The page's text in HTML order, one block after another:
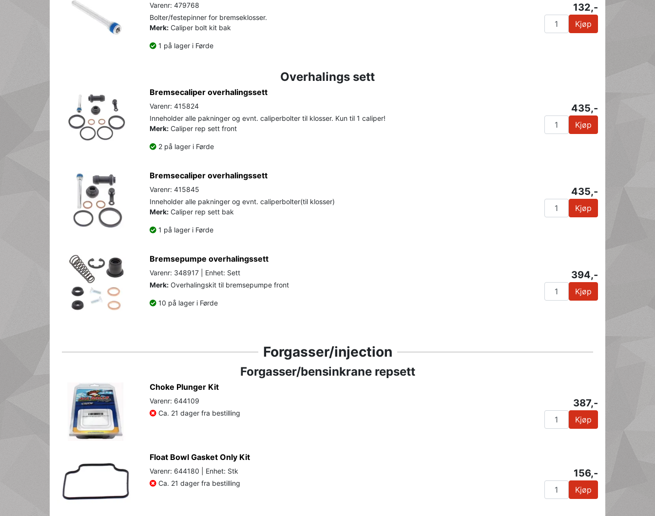
Varenr: 479768
Bolter/festepinner for bremseklosser.
Merk: Caliper bolt kit bak
1 på lager i Førde
132,-
Kjøp
Overhalings sett
Bremsecaliper overhalingssett
Varenr: 415824
Inneholder alle pakninger og evnt. caliperbolter til klosser. Kun til 1 caliper!
Merk: Caliper rep sett front
2 på lager i Førde
435,-
Kjøp
Bremsecaliper overhalingssett
Varenr: 415845
Inneholder alle pakninger og evnt. caliperbolter(til klosser)
Merk: Caliper rep sett bak
1 på lager i Førde
435,-
Kjøp
Bremsepumpe overhalingssett
Varenr: 348917 | Enhet: Sett
Merk: Overhalingskit til bremsepumpe front
10 på lager i Førde
394,-
Kjøp
Forgasser/injection
Forgasser/bensinkrane repsett
Choke Plunger Kit
Varenr: 644109
Ca. 21 dager fra bestilling
387,-
Kjøp
Float Bowl Gasket Only Kit
Varenr: 644180 | Enhet: Stk
Ca. 21 dager fra bestilling
156,-
Kjøp